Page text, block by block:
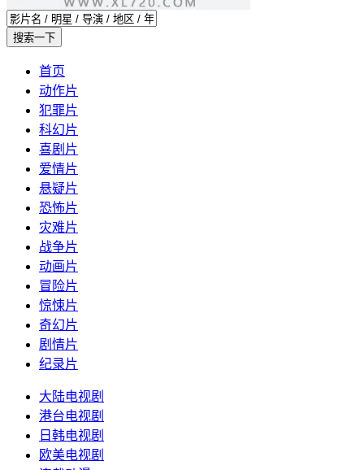
首页
动作片
犯罪片
科幻片
喜剧片
爱情片
悬疑片
恐怖片
灾难片
战争片
动画片
冒险片
惊悚片
奇幻片
剧情片
纪录片
大陆电视剧
港台电视剧
日韩电视剧
欧美电视剧